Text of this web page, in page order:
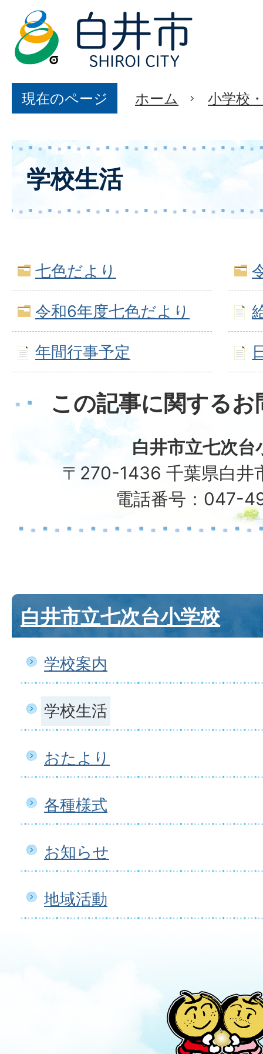
現在のページ ホーム 小学校
学校生活
七色だより
令和6年度七色だより
年間行事予定
この記事に関する
白井市立七次台
〒270-1436 千葉県白井
電話番号：047-
白井市立七次台小学校
学校案内
学校生活
おたより
各種様式
お知らせ
地域活動